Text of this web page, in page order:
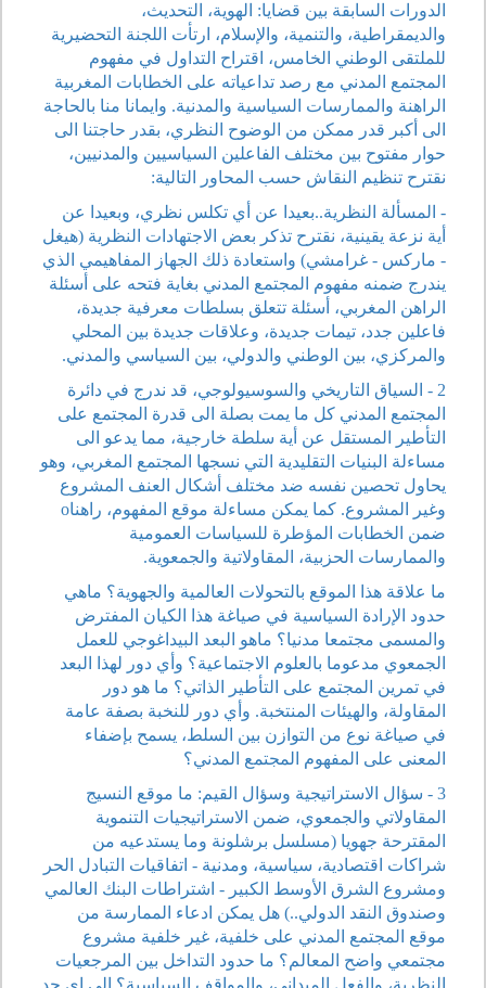
الدورات السابقة بين قضايا: الهوية، التحديث،
والديمقراطية، والتنمية، والإسلام، ارتأت اللجنة التحضيرية
للملتقى الوطني الخامس، اقتراح التداول في مفهوم
المجتمع المدني مع رصد تداعياته على الخطابات المغربية
الراهنة والممارسات السياسية والمدنية. وايمانا منا بالحاجة
الى أكبر قدر ممكن من الوضوح النظري، بقدر حاجتنا الى
حوار مفتوح بين مختلف الفاعلين السياسيين والمدنيين،
نقترح تنظيم النقاش حسب المحاور التالية:
- المسألة النظرية..بعيدا عن أي تكلس نظري، وبعيدا عن
أية نزعة يقينية، نقترح تذكر بعض الاجتهادات النظرية (هيغل
- ماركس - غرامشي) واستعادة ذلك الجهاز المفاهيمي الذي
يندرج ضمنه مفهوم المجتمع المدني بغاية فتحه على أسئلة
الراهن المغربي، أسئلة تتعلق بسلطات معرفية جديدة،
فاعلين جدد، تيمات جديدة، وعلاقات جديدة بين المحلي
والمركزي، بين الوطني والدولي، بين السياسي والمدني.
2 - السياق التاريخي والسوسيولوجي، قد ندرج في دائرة
المجتمع المدني كل ما يمت بصلة الى قدرة المجتمع على
التأطير المستقل عن أية سلطة خارجية، مما يدعو الى
مساءلة البنيات التقليدية التي نسجها المجتمع المغربي، وهو
يحاول تحصين نفسه ضد مختلف أشكال العنف المشروع
وغير المشروع. كما يمكن مساءلة موقع المفهوم، راهناo
ضمن الخطابات المؤطرة للسياسات العمومية
والممارسات الحزبية، المقاولاتية والجمعوية.
ما علاقة هذا الموقع بالتحولات العالمية والجهوية؟ ماهي
حدود الإرادة السياسية في صياغة هذا الكيان المفترض
والمسمى مجتمعا مدنيا؟ ماهو البعد البيداغوجي للعمل
الجمعوي مدعوما بالعلوم الاجتماعية؟ وأي دور لهذا البعد
في تمرين المجتمع على التأطير الذاتي؟ ما هو دور
المقاولة، والهيئات المنتخبة. وأي دور للنخبة بصفة عامة
في صياغة نوع من التوازن بين السلط، يسمح بإضفاء
المعنى على المفهوم المجتمع المدني؟
3 - سؤال الاستراتيجية وسؤال القيم: ما موقع النسيج
المقاولاتي والجمعوي، ضمن الاستراتيجيات التنموية
المقترحة جهويا (مسلسل برشلونة وما يستدعيه من
شراكات اقتصادية، سياسية، ومدنية - اتفاقيات التبادل الحر
ومشروع الشرق الأوسط الكبير - اشتراطات البنك العالمي
وصندوق النقد الدولي..) هل يمكن ادعاء الممارسة من
موقع المجتمع المدني على خلفية، غير خلفية مشروع
مجتمعي واضح المعالم؟ ما حدود التداخل بين المرجعيات
النظرية، والفعل الميداني، والمواقف السياسية؟ الى اي حد